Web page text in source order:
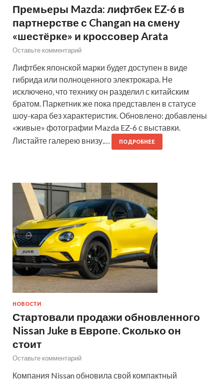
Премьеры Mazda: лифтбек EZ-6 в
партнерстве с Changan на смену
«шестёрке» и кроссовер Arata
Оставьте комментарий
Лифтбек японской марки будет доступен в виде
гибрида или полноценного электрокара. Не
исключено, что технику он разделил с китайским
братом. Паркетник же пока представлен в статусе
шоу-кара без характеристик. Обновлено: добавлены
«живые» фотографии Mazda EZ-6 с выставки.
Листайте галерею внизу.…
ПОДРОБНЕЕ
НОВОСТИ
Стартовали продажи обновленного
Nissan Juke в Европе. Сколько он
стоит
Оставьте комментарий
Компания Nissan обновила свой компактный